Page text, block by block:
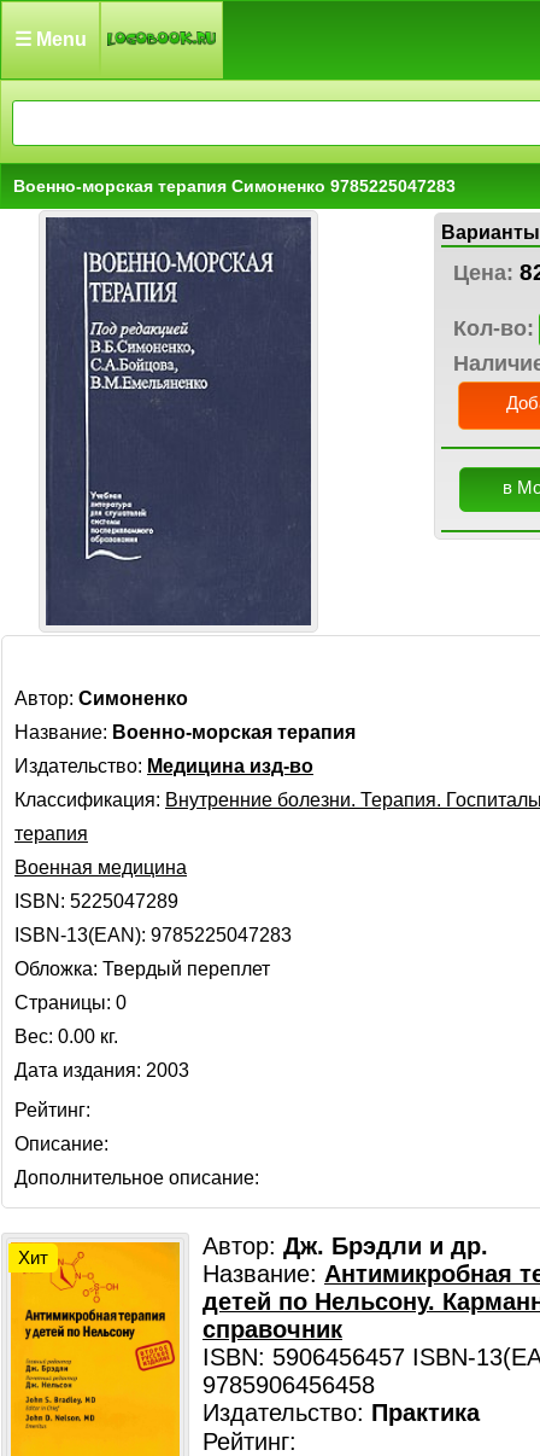
☰ Menu
Военно-морская терапия Симоненко 9785225047283
Цена:
Кол-во:
в
Автор: Симоненко
Название: Военно-морская терапия
Издательство: Медицина изд-во
Классификация: Внутренние болезни. Терапия.
терапия
Военная медицина
ISBN: 5225047289
ISBN-13(EAN): 9785225047283
Обложка: Твердый переплет
Страницы: 0
Вес: 0.00 кг.
Дата издания: 2003
Рейтинг:
Описание:
Дополнительное описание:
Хит Автор: Дж. Брэдли и др.
Название: Антимикробная
детей по Нельсону.
справочник
ISBN: 5906456457 ISBN-
9785906456458
Издательство: Практика
Рейтинг: